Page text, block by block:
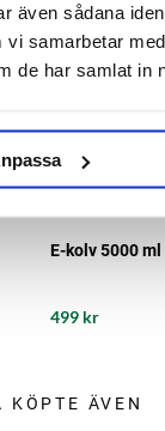
sådana
samarbetar
de har samlat in
E-kolv 5000 ml
499 kr
KÖPTE ÄVEN